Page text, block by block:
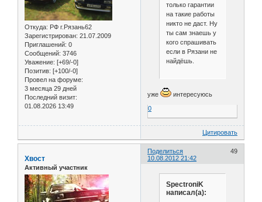
Откуда: РФ г.Рязань62
Зарегистрирован: 21.07.2009
Приглашений: 0
Сообщений: 3746
Уважение: [+69/-0]
Позитив: [+100/-0]
Провел на форуме:
3 месяца 29 дней
Последний визит:
01.08.2026 13:49
только гарантии
на такие работы
никто не даст. Ну
ты сам знаешь у
кого спрашивать
если в Рязани не
найдёшь.
уже
интересуюсь
0
Цитировать
Поделиться
49
10.08.2012 21:42
Хвост
Активный участник
SpectroniK
написал(а):